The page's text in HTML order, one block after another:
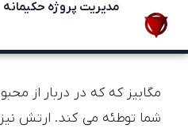
مدیریت پروژه حکیمانه
مگابیز که که در دربار از
شما توطئه می کند. ارتش